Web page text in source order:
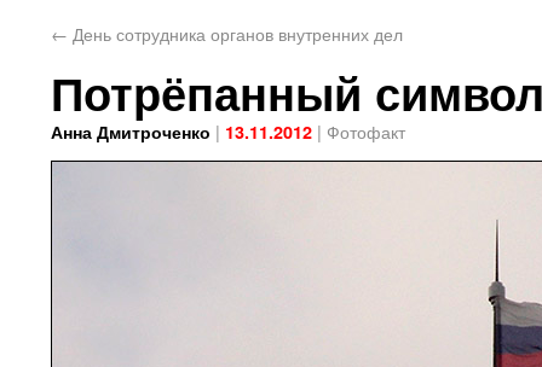
← День сотрудника органов внутренних дел
Потрёпанный
Анна Дмитроченко | 13.11.2012 | Фотофакт